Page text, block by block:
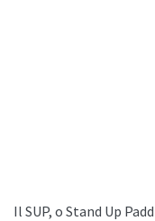
Il SUP, o Stand Up